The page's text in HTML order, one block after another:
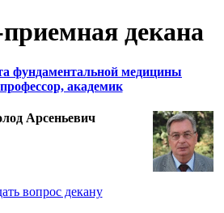
декана
фундаментальной медицины
академик
Арсеньевич
вопрос декану